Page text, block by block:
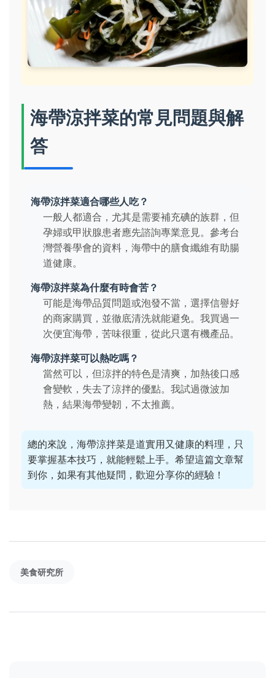
海帶涼拌菜的常見問題與解
答
海帶涼拌菜適合哪些人吃？
一般人都適合，尤其是需要補充碘的族群，但
孕婦或甲狀腺患者應先諮詢專業意見。參考台
灣營養學會的資料，海帶中的膳食纖維有助腸
道健康。
海帶涼拌菜為什麼有時會苦？
可能是海帶品質問題或泡發不當，選擇信譽好
的商家購買，並徹底清洗就能避免。我買過一
次便宜海帶，苦味很重，從此只選有機產品。
海帶涼拌菜可以熱吃嗎？
當然可以，但涼拌的特色是清爽，加熱後口感
會變軟，失去了涼拌的優點。我試過微波加
熱，結果海帶變韌，不太推薦。
總的來說，海帶涼拌菜是道實用又健康的料理，只
要掌握基本技巧，就能輕鬆上手。希望這篇文章幫
到你，如果有其他疑問，歡迎分享你的經驗！
美食研究所